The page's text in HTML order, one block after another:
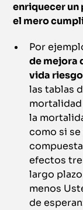
enriquecer un
el mero
Por
de mejora
vida riesgo
las tablas
mortalidad
la
como si
efectos
largo
menos
de